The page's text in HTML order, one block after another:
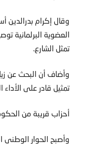
وقال إكرام بدرالدين
العضوية البرلمانية
تمثل الشارع.
وأضاف أن البحث عن
تمثيل قادر على
أحزاب قريبة من
وأصبح الحوار الوطني